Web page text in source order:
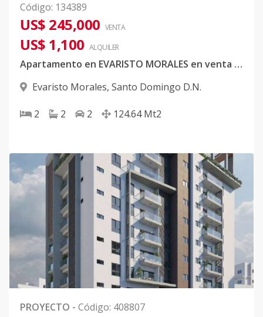
Código: 134389
US$ 245,000 VENTA
US$ 1,100 ALQUILER
Apartamento en EVARISTO MORALES en venta y alquiler
Evaristo Morales, Santo Domingo D.N.
2 2 2 124.64 Mt2
PROYECTO - Código: 408807